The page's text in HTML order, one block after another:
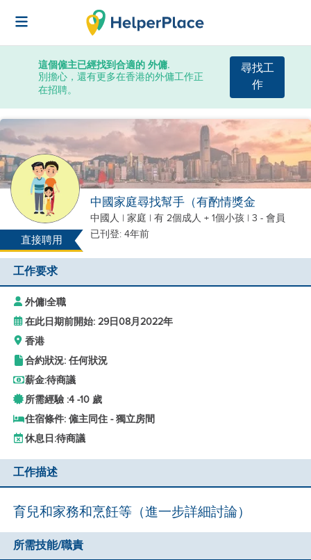
這個僱主已經找到合適的 外傭.
別擔心，還有更多在香港的外傭工作正
在招聘。
尋找工
作
直接聘用
中國家庭尋找幫手（有酌情獎金
中國人 | 家庭 | 有 2個成人 + 1個小孩 | 3 - 會員
已刊登: 4年前
工作要求
外傭|全職
在此日期前開始: 29日08月2022年
香港
合約狀況: 任何狀況
薪金:待商議
所需經驗 :4 -10 歲
住宿條件: 僱主同住 - 獨立房間
休息日:待商議
工作描述
育兒和家務和烹飪等（進一步詳細討論）
所需技能/職責